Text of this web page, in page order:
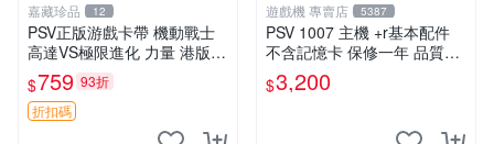
嘉藏珍品 12
PSV正版游戲卡帶 機動戰士
高達VS極限進化 力量 港版中
文 盒裝全新未開封，支持所
有日版，港版或其他地區的P
SV游戲機主機，（除外），
$759 93折
折扣碼
遊戲機 專賣店 5387
PSV 1007 主機 +r基本配件
不含記憶卡 保修一年 品質有
保障
$3,200